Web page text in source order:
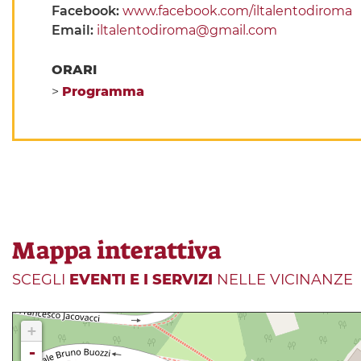
Facebook: www.facebook.com/iltalentodiroma
Email: iltalentodiroma@gmail.com
ORARI
> Programma
Mappa interattiva
SCEGLI EVENTI E I SERVIZI NELLE VICINANZE
+
-